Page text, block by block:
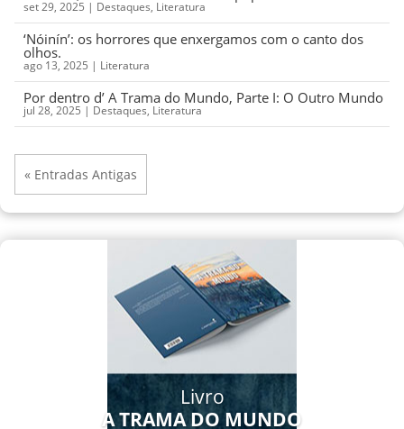
set 29, 2025 | Destaques, Literatura
‘Nóinín’: os horrores que enxergamos com o canto dos
olhos.
ago 13, 2025 | Literatura
Por dentro d’ A Trama do Mundo, Parte I: O Outro Mundo
jul 28, 2025 | Destaques, Literatura
« Entradas Antigas
Livro
A TRAMA DO MUNDO